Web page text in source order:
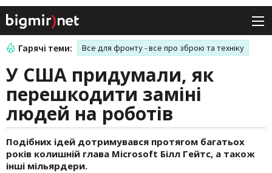
Гарячі теми: Все для фронту - все про зброю та техніку
У США придумали, як
перешкодити заміні
людей на роботів
Подібних ідей дотримувався протягом багатьох
років колишній глава Microsoft Білл Гейтс, а також
інші мільярдери.